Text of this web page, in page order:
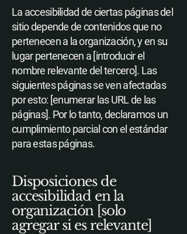
La accesibilidad de ciertas páginas del
sitio depende de contenidos que no
pertenecen a la organización, y en su
lugar pertenecen a [introducir el
nombre relevante del tercero]. Las
siguientes páginas se ven afectadas
por esto: [enumerar las URL de las
páginas]. Por lo tanto, declaramos un
cumplimiento parcial con el estándar
para estas páginas.
Disposiciones de
accesibilidad en la
organización [solo
agregar si es relevante]